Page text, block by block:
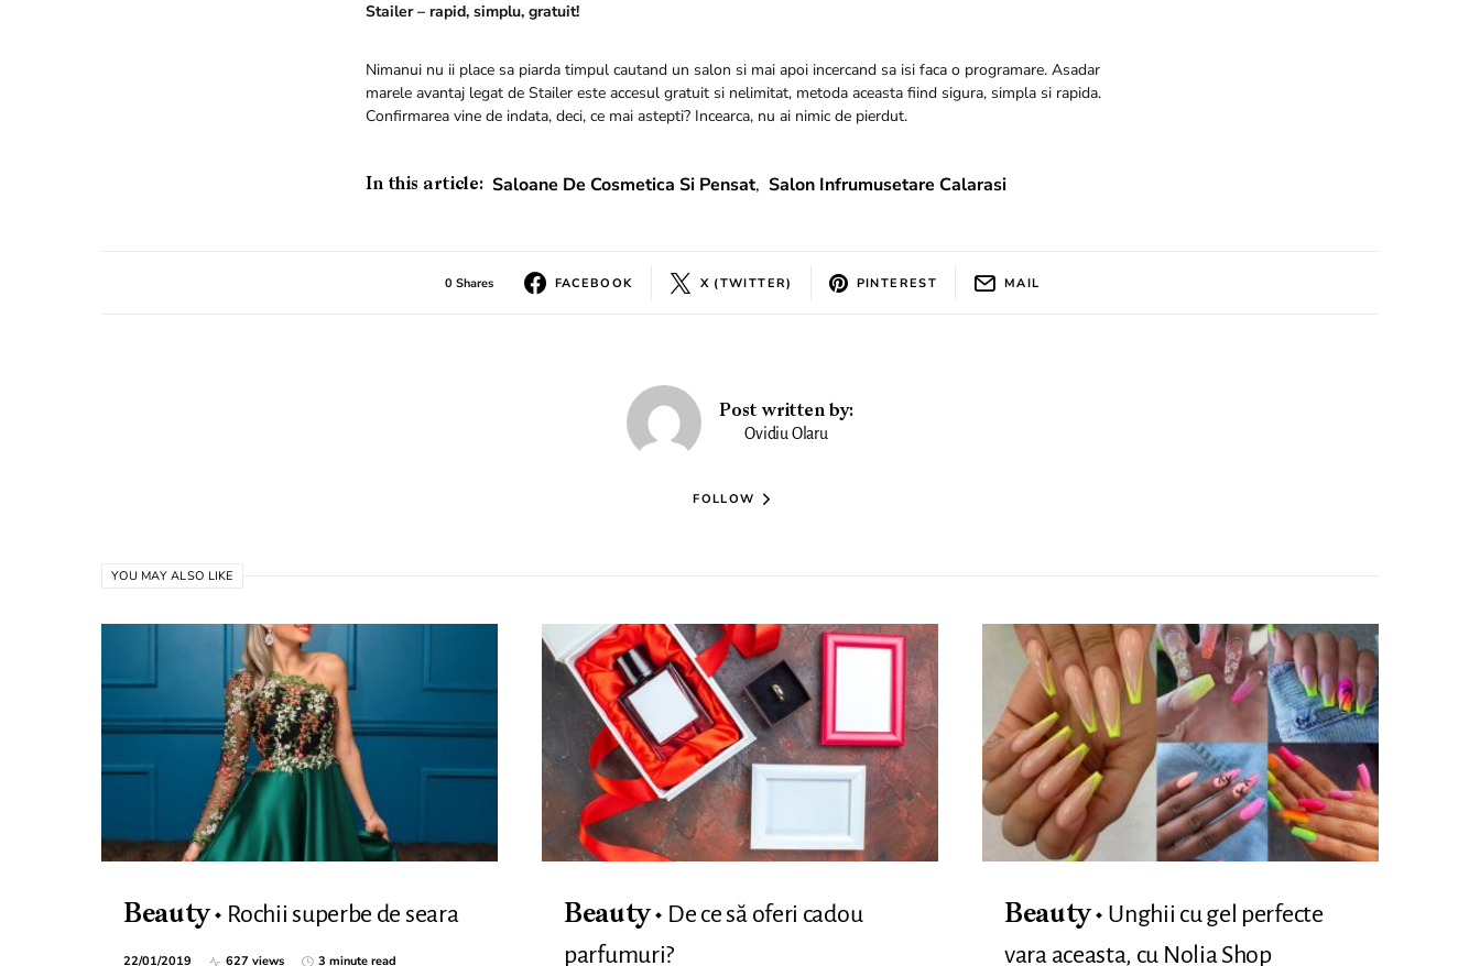
Stailer – rapid, simplu, gratuit!
Nimanui nu ii place sa piarda timpul cautand un salon si mai apoi incercand sa isi faca o programare. Asadar
marele avantaj legat de Stailer este accesul gratuit si nelimitat, metoda aceasta fiind sigura, simpla si rapida.
Confirmarea vine de indata, deci, ce mai astepti? Incearca, nu ai nimic de pierdut.
In this article: Saloane De Cosmetica Si Pensat, Salon Infrumusetare Calarasi
0 Shares FACEBOOK X (TWITTER) PINTEREST MAIL
Post written by:
Ovidiu Olaru
FOLLOW
YOU MAY ALSO LIKE
Beauty Rochii superbe de seara
22/01/2019 627 views 3 minute read
Beauty
De ce să oferi cadou
parfumuri?
Beauty
Unghii cu gel perfecte
vara aceasta, cu Nolia Shop